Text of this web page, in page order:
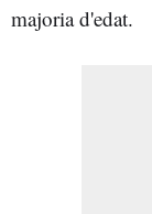
majoria d'edat.